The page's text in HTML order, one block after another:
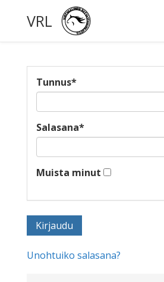
VRL
Tunnus*
Salasana*
Muista minut
Unohtuiko salasana?